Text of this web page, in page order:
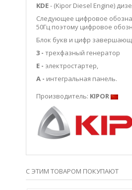
KDE- (Kipor Diesel Engine)
Следующее цифровое
50Гц поэтому цифровое
Блок букв и цифр
3 - трехфазный генератор
Е - электростартер,
А - интегральная панель.
Производитель: KIPOR
С ЭТИМ ТОВАРОМ ПОКУПАЮТ